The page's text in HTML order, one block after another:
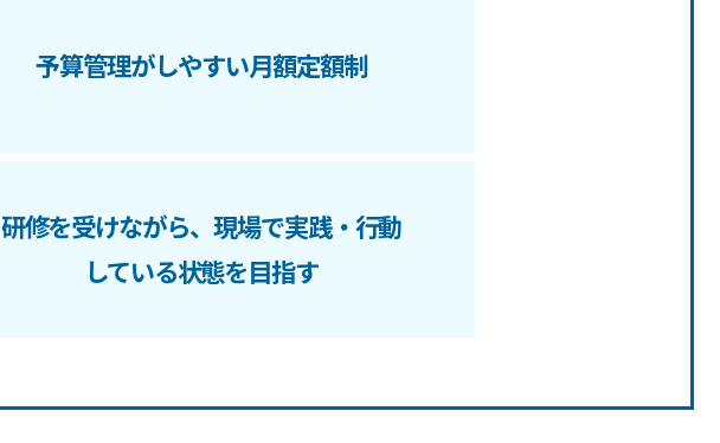
予算管理がしやすい月額定額制
研修を受けながら、現場で実践・行動
している状態を目指す